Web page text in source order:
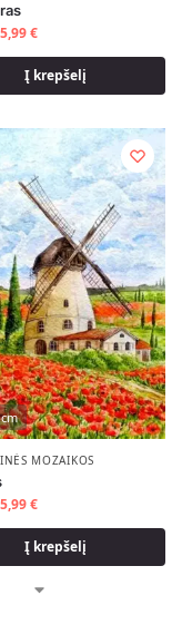
€
Į krepšelį
MOZAIKOS
€
Į krepšelį